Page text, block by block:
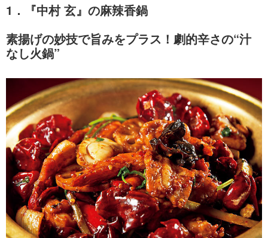
1．『中村 玄』の麻辣香鍋
素揚げの妙技で旨みをプラス！劇的辛さの“汁
なし火鍋”